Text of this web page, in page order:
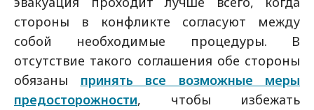
стороны в конфликте согласуют между
собой необходимые процедуры. В
отсутствие такого соглашения обе стороны
обязаны принять все возможные меры
предосторожности, чтобы избежать